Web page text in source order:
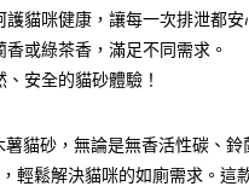
含以上)免運費
護貓咪健康，讓每一次排泄都安
或綠茶香，滿足不同需求。
安全的貓砂體驗！
薯貓砂，無論是無香活性碳、鈴
輕鬆解決貓咪的如廁需求。這